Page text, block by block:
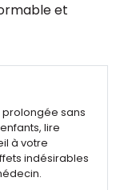
et
prolongée sans
lire
à votre
indésirables